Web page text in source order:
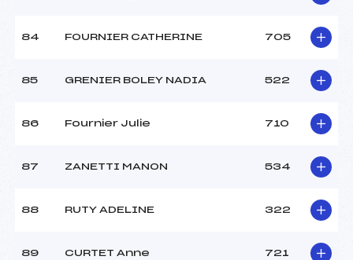
84 FOURNIER CATHERINE 705
85 GRENIER BOLEY NADIA 522
86 Fournier Julie 710
87 ZANETTI MANON 534
88 RUTY ADELINE 322
89 CURTET Anne 721